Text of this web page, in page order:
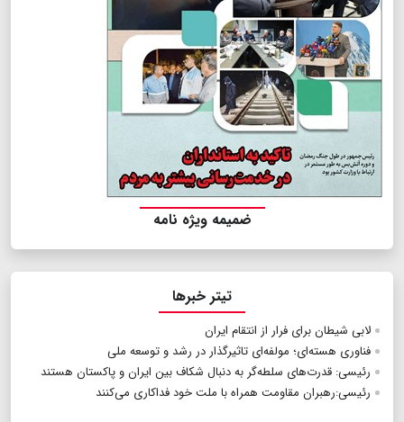
ضمیمه ویژه نامه
تیتر خبرها
لابی شیطان برای فرار از انتقام ایران
فناوری هسته‌ای؛ مولفه‌ای تاثیرگذار در رشد و توسعه ملی
رئیسی: قدرت‌های سلطه‌گر به دنبال شکاف بین ایران و پاکستان هستند
رئیسی:رهبران مقاومت همراه با ملت خود فداکاری می‌کنند